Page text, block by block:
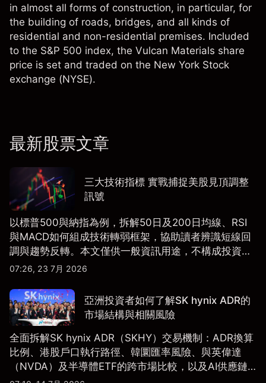
in almost all forms of construction, in particular, for
the building of roads, bridges, and all kinds of
residential and non-residential premises. Included
to the S&P 500 index, the Vulcan Materials share
price is set and traded on the New York Stock
exchange (NYSE).
最新股票文章
三大技術指標 實戰捕捉美股見頂調整
訊號
以標普500與納指為例，拆解50日及200日均線、RSI
與MACD如何組成技術轉弱框架，協助讀者辨識短線回
調與趨勢反轉。本文僅供一般資訊用途，不構成投資研
究、投資建議或任何交易推薦。
07:26, 23 7月 2026
亞洲投資者如何了解SK hynix ADR的
市場結構與相關風險
全面拆解SK hynix ADR（SKHY）交易機制：ADR換算
比例、港股戶口執行路徑、韓圜匯率風險、與英偉達
（NVDA）及半導體ETF的跨市場比較，以及AI供應鏈
配置框架，適合香港及亞洲投資者參考。